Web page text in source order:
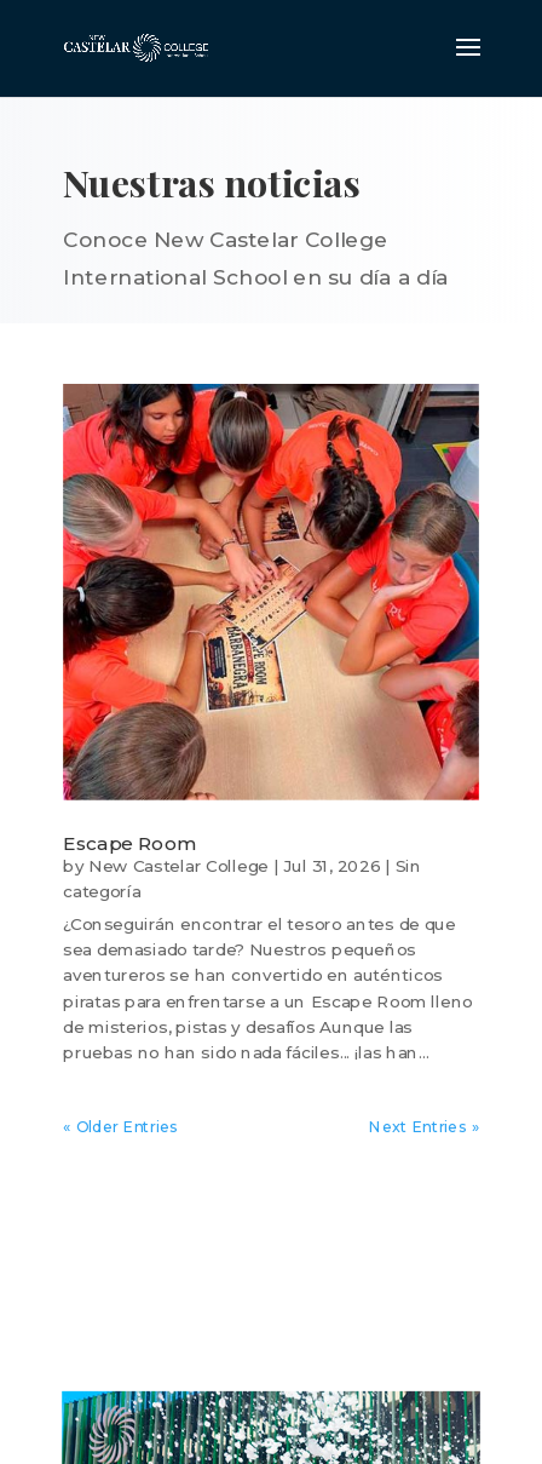
Nuestras noticias
Conoce New Castelar College
International School en su día a día
Escape Room
by New Castelar College |Jul 31, 2026 | Sin
categoría
¿Conseguirán encontrar el tesoro antes de que
sea demasiado tarde? Nuestros pequeños
aventureros se han convertido en auténticos
piratas para enfrentarse a un Escape Room lleno
de misterios, pistas y desafíos Aunque las
pruebas no han sido nada fáciles... ¡las han...
« Older Entries Next Entries »